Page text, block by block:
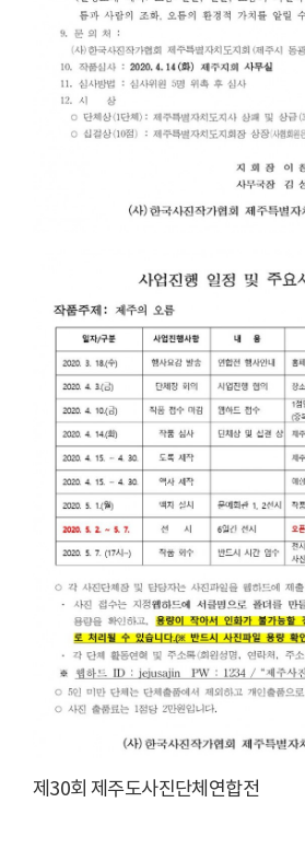
제30회 제주도사진단체연합전